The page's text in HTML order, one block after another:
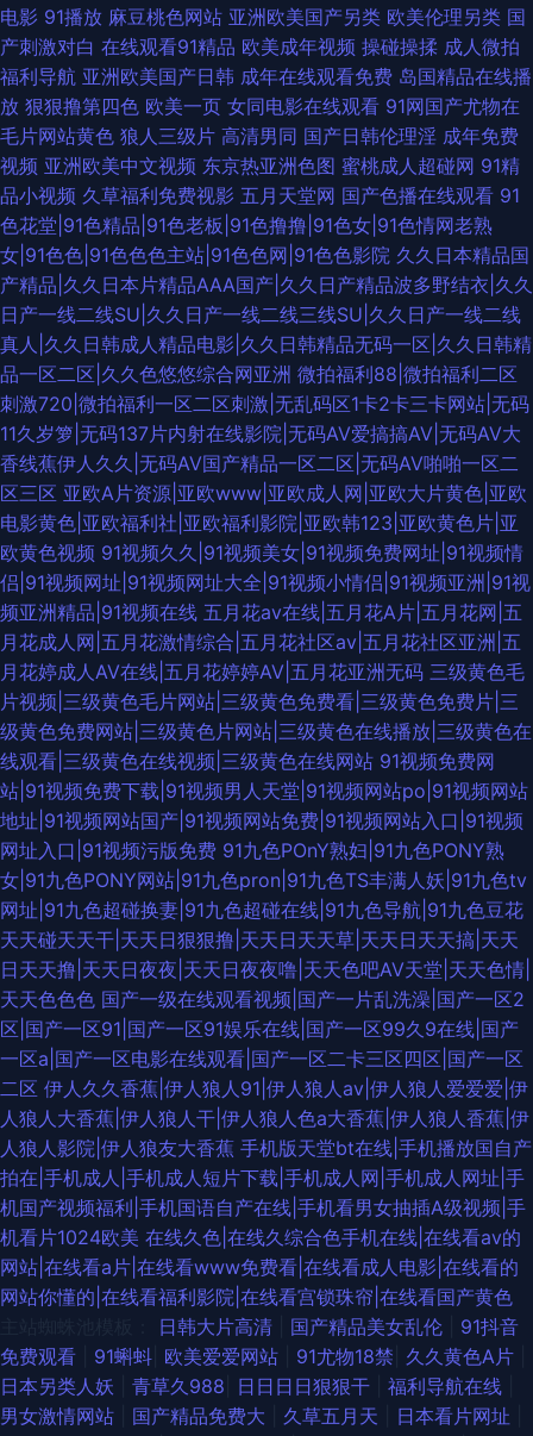
电影 91播放 麻豆桃色网站 亚洲欧美国产另类 欧美伦理另类 国
产刺激对白 在线观看91精品 欧美成年视频 操碰操揉 成人微拍
福利导航 亚洲欧美国产日韩 成年在线观看免费 岛国精品在线播
放 狠狠撸第四色 欧美一页 女同电影在线观看 91网国产尤物在
毛片网站黄色 狼人三级片 高清男同 国产日韩伦理淫 成年免费
视频 亚洲欧美中文视频 东京热亚洲色图 蜜桃成人超碰网 91精
品小视频 久草福利免费视影 五月天堂网 国产色播在线观看 91
色花堂|91色精品|91色老板|91色撸撸|91色女|91色情网老熟
女|91色色|91色色色主站|91色色网|91色色影院 久久日本精品国
产精品|久久日本片精品AAA国产|久久日产精品波多野结衣|久久
日产一线二线SU|久久日产一线二线三线SU|久久日产一线二线
真人|久久日韩成人精品电影|久久日韩精品无码一区|久久日韩精
品一区二区|久久色悠悠综合网亚洲 微拍福利88|微拍福利二区
刺激720|微拍福利一区二区刺激|无乱码区1卡2卡三卡网站|无码
11久岁箩|无码137片内射在线影院|无码AV爱搞搞AV|无码AV大
香线蕉伊人久久|无码AV国产精品一区二区|无码AV啪啪一区二
区三区 亚欧A片资源|亚欧www|亚欧成人网|亚欧大片黄色|亚欧
电影黄色|亚欧福利社|亚欧福利影院|亚欧韩123|亚欧黄色片|亚
欧黄色视频 91视频久久|91视频美女|91视频免费网址|91视频情
侣|91视频网址|91视频网址大全|91视频小情侣|91视频亚洲|91视
频亚洲精品|91视频在线 五月花av在线|五月花A片|五月花网|五
月花成人网|五月花激情综合|五月花社区av|五月花社区亚洲|五
月花婷成人AV在线|五月花婷婷AV|五月花亚洲无码 三级黄色毛
片视频|三级黄色毛片网站|三级黄色免费看|三级黄色免费片|三
级黄色免费网站|三级黄色片网站|三级黄色在线播放|三级黄色在
线观看|三级黄色在线视频|三级黄色在线网站 91视频免费网
站|91视频免费下载|91视频男人天堂|91视频网站po|91视频网站
地址|91视频网站国产|91视频网站免费|91视频网站入口|91视频
网址入口|91视频污版免费 91九色POnY熟妇|91九色PONY熟
女|91九色PONY网站|91九色pron|91九色TS丰满人妖|91九色tv
网址|91九色超碰换妻|91九色超碰在线|91九色导航|91九色豆花
天天碰天天干|天天日狠狠撸|天天日天天草|天天日天天搞|天天
日天天撸|天天日夜夜|天天日夜夜噜|天天色吧AV天堂|天天色情|
天天色色色 国产一级在线观看视频|国产一片乱洗澡|国产一区2
区|国产一区91|国产一区91娱乐在线|国产一区99久9在线|国产
一区a|国产一区电影在线观看|国产一区二卡三区四区|国产一区
二区 伊人久久香蕉|伊人狼人91|伊人狼人av|伊人狼人爱爱爱|伊
人狼人大香蕉|伊人狼人干|伊人狼人色a大香蕉|伊人狼人香蕉|伊
人狼人影院|伊人狼友大香蕉 手机版天堂bt在线|手机播放国自产
拍在|手机成人|手机成人短片下载|手机成人网|手机成人网址|手
机国产视频福利|手机国语自产在线|手机看男女抽插A级视频|手
机看片1024欧美 在线久色|在线久综合色手机在线|在线看av的
网站|在线看a片|在线看www免费看|在线看成人电影|在线看的
网站你懂的|在线看福利影院|在线看宫锁珠帘|在线看国产黄色
日韩大片高清 国产精品美女乱伦
91抖音
免费观看
91蝌蚪 欧美爱爱网站 91尤物18禁 久久黄色A片
日本另类人妖
青草久988 日日日日狠狠干 福利导航在线
男女激情网站
国产精品免费大 久草五月天 日本看片网址